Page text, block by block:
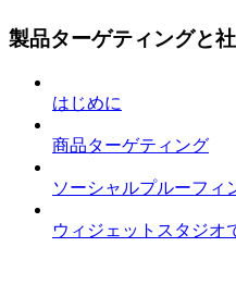
製品ターゲティングと
はじめに
商品ターゲティング
ソーシャルプルーフィ
ウィジェットスタジオ